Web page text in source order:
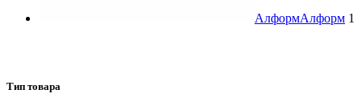
АлформАлформ 1
Тип товара